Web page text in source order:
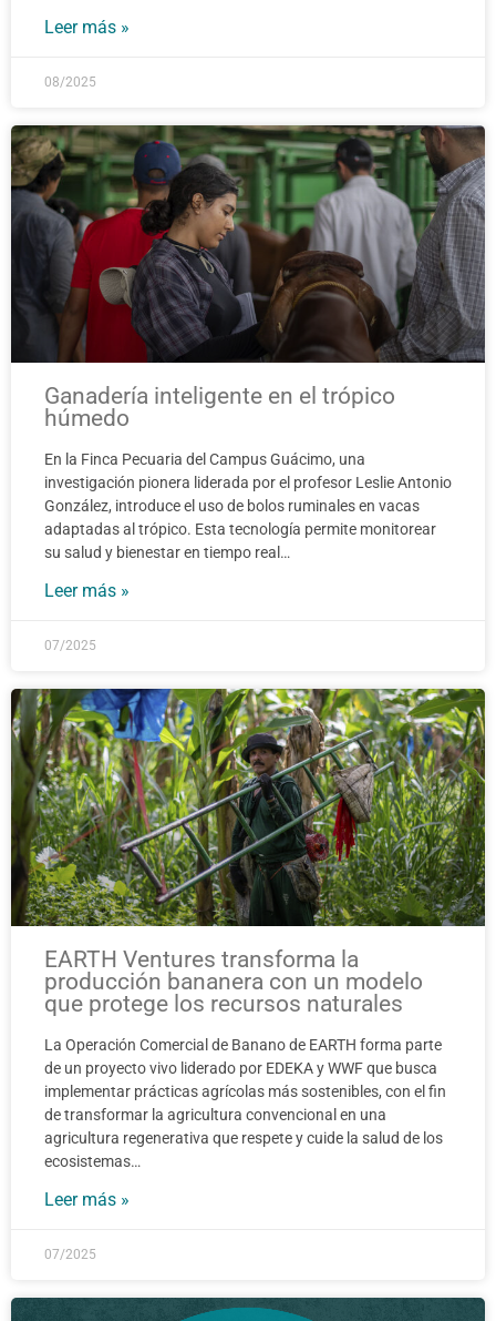
Leer más »
08/2025
Ganadería inteligente en el trópico
húmedo
En la Finca Pecuaria del Campus Guácimo, una
investigación pionera liderada por el profesor Leslie Antonio
González, introduce el uso de bolos ruminales en vacas
adaptadas al trópico. Esta tecnología permite monitorear
su salud y bienestar en tiempo real…
Leer más »
07/2025
EARTH Ventures transforma la
producción bananera con un modelo
que protege los recursos naturales
La Operación Comercial de Banano de EARTH forma parte
de un proyecto vivo liderado por EDEKA y WWF que busca
implementar prácticas agrícolas más sostenibles, con el fin
de transformar la agricultura convencional en una
agricultura regenerativa que respete y cuide la salud de los
ecosistemas…
Leer más »
07/2025